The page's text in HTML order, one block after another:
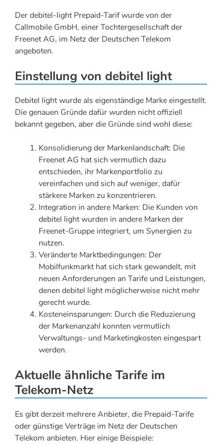
Der debitel-light Prepaid-Tarif wurde von der
Callmobile GmbH, einer Tochtergesellschaft der
Freenet AG, im Netz der Deutschen Telekom
angeboten.
Einstellung von debitel light
Debitel light wurde als eigenständige Marke eingestellt.
Die genauen Gründe dafür wurden nicht offiziell
bekannt gegeben, aber die Gründe sind wohl diese:
Konsolidierung der Markenlandschaft: Die
Freenet AG hat sich vermutlich dazu
entschieden, ihr Markenportfolio zu
vereinfachen und sich auf weniger, dafür
stärkere Marken zu konzentrieren.
Integration in andere Marken: Die Kunden von
debitel light wurden in andere Marken der
Freenet-Gruppe integriert, um Synergien zu
nutzen.
Veränderte Marktbedingungen: Der
Mobilfunkmarkt hat sich stark gewandelt, mit
neuen Anforderungen an Tarife und Leistungen,
denen debitel light möglicherweise nicht mehr
gerecht wurde.
Kosteneinsparungen: Durch die Reduzierung
der Markenanzahl konnten vermutlich
Verwaltungs- und Marketingkosten eingespart
werden.
Aktuelle ähnliche Tarife im
Telekom-Netz
Es gibt derzeit mehrere Anbieter, die Prepaid-Tarife
oder günstige Verträge im Netz der Deutschen
Telekom anbieten. Hier einige Beispiele: